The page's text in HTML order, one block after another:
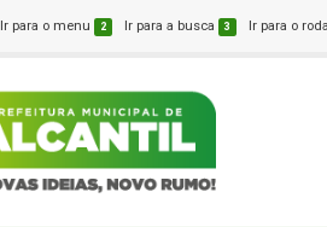
Ir para o menu 2 Ir para a busca 3 Ir para o